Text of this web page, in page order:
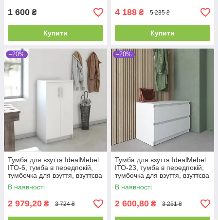
1 600 ₴
Купити
4 188 ₴ 5 235 ₴
Купити
–20%
Тумба для взуття IdealMebel
ІТО-6, тумба в передпокій,
тумбочка для взуття, взуттєва
тумба
В наявності
2 979,20 ₴ 3 724 ₴
–20%
Тумба для взуття IdealMebel
ІТО-23, тумба в передпокій,
тумбочка для взуття, взуттєва
тумба, тумба-комод
В наявності
2 600,80 ₴ 3 251 ₴